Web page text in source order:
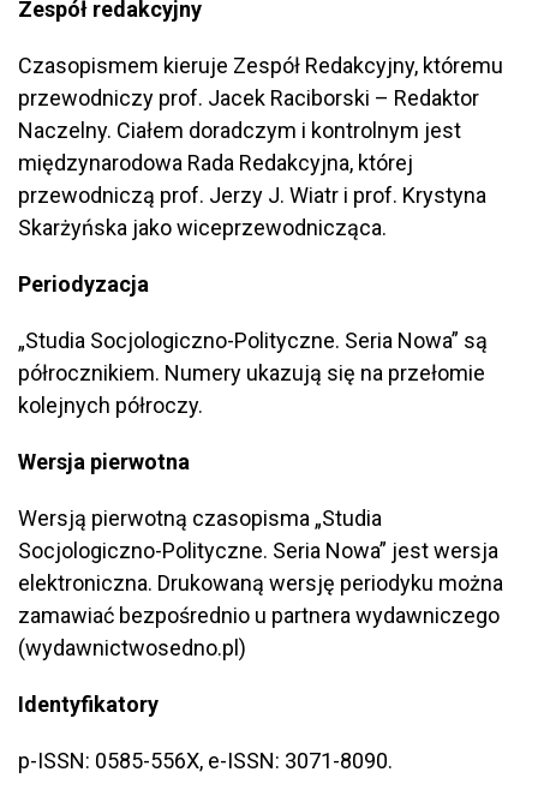
Zespół redakcyjny
Czasopismem kieruje Zespół Redakcyjny, któremu
przewodniczy prof. Jacek Raciborski – Redaktor
Naczelny. Ciałem doradczym i kontrolnym jest
międzynarodowa Rada Redakcyjna, której
przewodniczą prof. Jerzy J. Wiatr i prof. Krystyna
Skarżyńska jako wiceprzewodnicząca.
Periodyzacja
„Studia Socjologiczno-Polityczne. Seria Nowa” są
półrocznikiem. Numery ukazują się na przełomie
kolejnych półroczy.
Wersja pierwotna
Wersją pierwotną czasopisma „Studia
Socjologiczno-Polityczne. Seria Nowa” jest wersja
elektroniczna. Drukowaną wersję periodyku można
zamawiać bezpośrednio u partnera wydawniczego
(wydawnictwosedno.pl)
Identyfikatory
p-ISSN: 0585-556X, e-ISSN: 3071-8090.